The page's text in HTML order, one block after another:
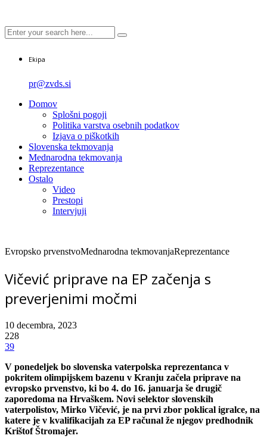
Ekipa
pr@zvds.si
Domov
Splošni pogoji
Politika varstva osebnih podatkov
Izjava o piškotkih
Slovenska tekmovanja
Mednarodna tekmovanja
Reprezentance
Ostalo
Video
Prestopi
Intervjuji
Evropsko prvenstvoMednarodna tekmovanjaReprezentance
Vičević priprave na EP začenja s
preverjenimi močmi
10 decembra, 2023
228
39
V ponedeljek bo slovenska vaterpolska reprezentanca v
pokritem olimpijskem bazenu v Kranju začela priprave na
evropsko prvenstvo, ki bo 4. do 16. januarja še drugič
zaporedoma na Hrvaškem. Novi selektor slovenskih
vaterpolistov, Mirko Vičević, je na prvi zbor poklical igralce, na
katere je v kvalifikacijah za EP računal že njegov predhodnik
Krištof Štromajer.